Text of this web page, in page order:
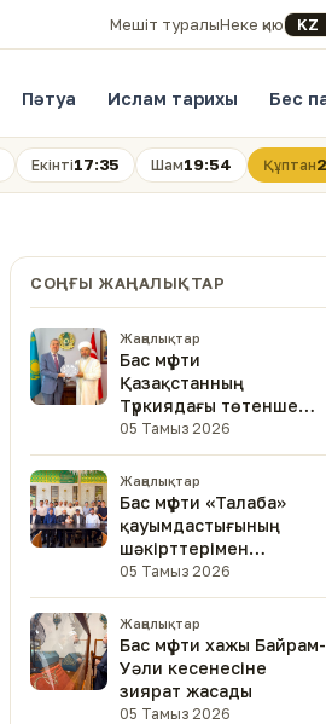
Мешіт туралыНеке қию KZ
Пәтуа Ислам тарихы Бес
Екінті17:35 Шам19:54 Құптан
СОҢҒЫ ЖАҢАЛЫҚТАР
Жаңалықтар
Бас мүфти
Қазақстанның
Түркиядағы төтенше
және өкілетті
елшісімен кездесті
05 Тамыз 2026
Жаңалықтар
Бас мүфти «Талаба»
қауымдастығының
шәкірттерімен
кездесті
05 Тамыз 2026
Жаңалықтар
Бас мүфти хажы Байрам-
Уәли кесенесіне
зиярат жасады
05 Тамыз 2026